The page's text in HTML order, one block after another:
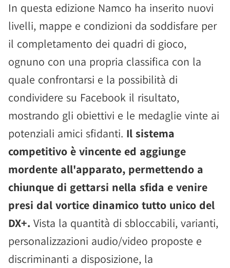
In questa edizione Namco ha inserito nuovi
livelli, mappe e condizioni da soddisfare per
il completamento dei quadri di gioco,
ognuno con una propria classifica con la
quale confrontarsi e la possibilità di
condividere su Facebook il risultato,
mostrando gli obiettivi e le medaglie vinte ai
potenziali amici sfidanti. Il sistema
competitivo è vincente ed aggiunge
mordente all'apparato, permettendo a
chiunque di gettarsi nella sfida e venire
presi dal vortice dinamico tutto unico del
DX+. Vista la quantità di sbloccabili, varianti,
personalizzazioni audio/video proposte e
discriminanti a disposizione, la